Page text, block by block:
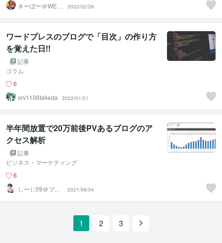
きーぼー＠WEB
ライター
2022/02/26
ワードプレスのブログで「目次」の作り方
を覚えた日!!
記事
コラム
6
srv1106takeda
2022/01/21
半年間放置で20万前後PVあるブログのア
クセス解析
記事
ビジネス・マーケティング
6
しーじ09＠ブロ
グ制作代行屋
2021/06/04
1 2 3